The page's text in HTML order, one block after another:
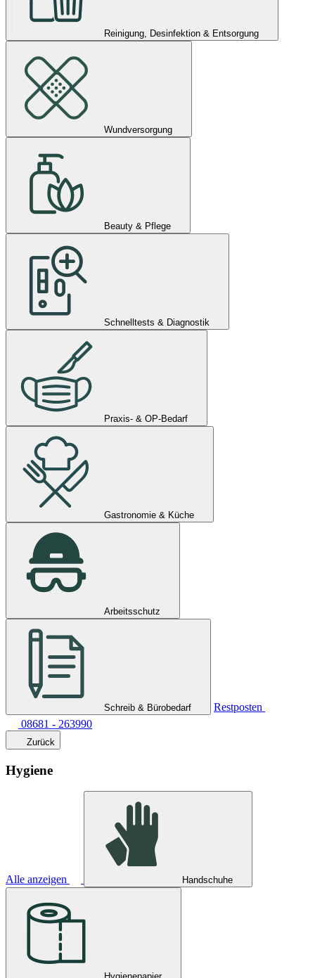
Reinigung, Desinfektion & Entsorgung
Wundversorgung
Beauty & Pflege
Schnelltests & Diagnostik
Praxis- & OP-Bedarf
Gastronomie & Küche
Arbeitsschutz
Schreib & Bürobedarf
Restposten
08681 - 263990
Zurück
Hygiene
Alle anzeigen Handschuhe